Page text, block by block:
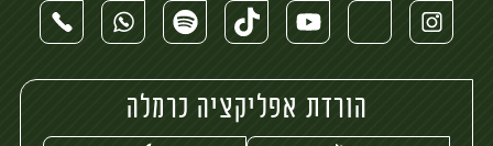
הורדת אפליקציה כרמלה